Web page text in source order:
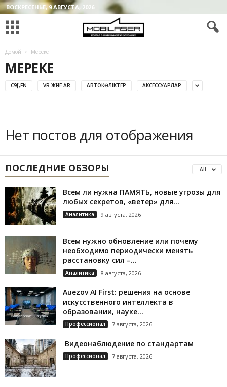
ВОСКРЕСЕНЬЕ, 9 АВГУСТА, 2026
Домой Мереке
МЕРЕКЕ
C9[,FN VR ЖӘНЕ AR АВТОКӨЛІКТЕР АКСЕССУАРЛАР
Нет постов для отображения
ПОСЛЕДНИЕ ОБЗОРЫ All
Всем ли нужна ПАМЯТЬ, новые угрозы для
любых секретов, «ветер» для...
Аналитика 9 августа, 2026
Всем нужно обновление или почему
необходимо периодически менять
расстановку сил –...
Аналитика 8 августа, 2026
Auezov AI First: решения на основе
искусственного интеллекта в
образовании, науке...
Профессионал 7 августа, 2026
Видеонаблюдение по стандартам
Профессионал 7 августа, 2026